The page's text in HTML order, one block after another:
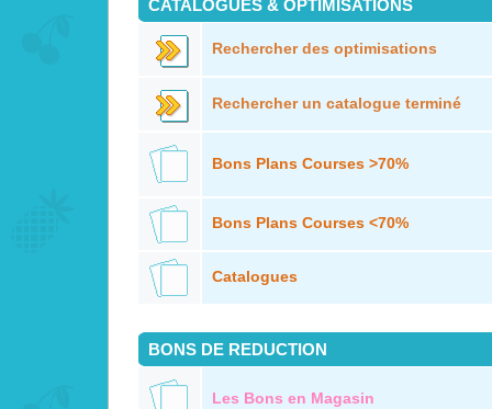
CATALOGUES & OPTIMISATIONS
Rechercher des optimisations
Rechercher un catalogue terminé
Bons Plans Courses >70%
Bons Plans Courses <70%
Catalogues
BONS DE REDUCTION
Les Bons en Magasin